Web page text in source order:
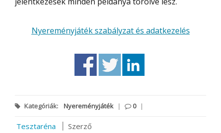
Nyereményjáték szabályzat és adatkezelés
Kategóriák: Nyereményjáték | 0 |
Tesztaréna
Szerző